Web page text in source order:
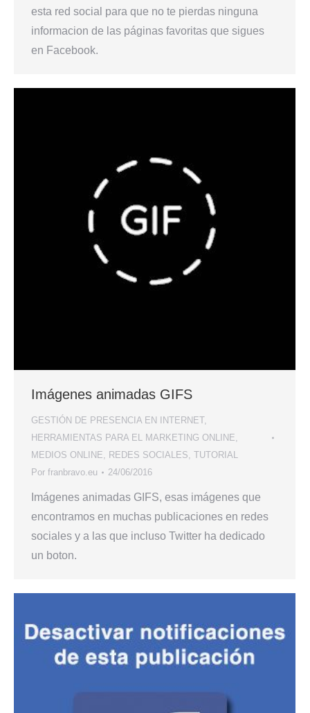
esta red social para que no te pierdas ninguna
informacion de las páginas favoritas que sigues
en Facebook.
Imágenes animadas GIFS
GESTIÓN DE PRESENCIA EN INTERNET,
HERRAMIENTAS PARA EL MARKETING ONLINE,
MEDIOS ONLINE, REDES SOCIALES, TUTORIAL
Por franbravo.eu 24/06/2016
Imágenes animadas GIFS, esas imágenes que
encontramos en muchas publicaciones en redes
sociales y a las que incluso Twitter ha dedicado
un boton.